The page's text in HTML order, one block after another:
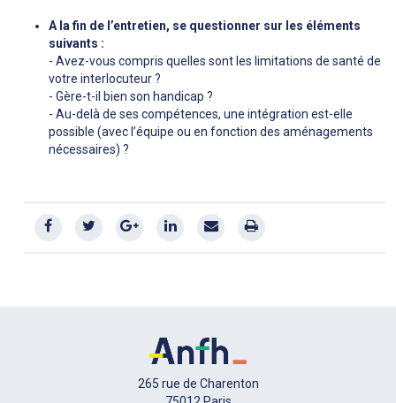
A la fin de l’entretien, se questionner sur les éléments
suivants :
- Avez-vous compris quelles sont les limitations de santé de
votre interlocuteur ?
- Gère-t-il bien son handicap ?
- Au-delà de ses compétences, une intégration est-elle
possible (avec l’équipe ou en fonction des aménagements
nécessaires) ?
265 rue de Charenton